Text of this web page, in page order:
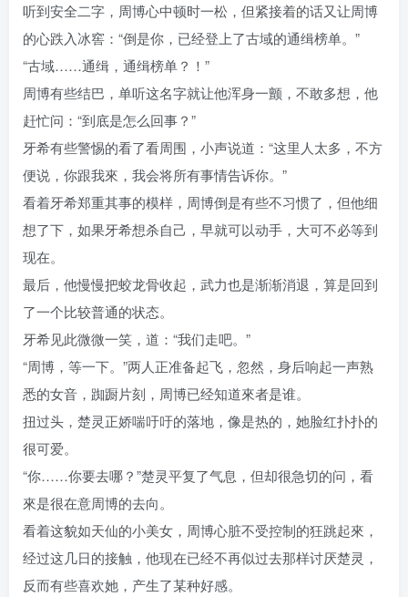
听到安全二字，周博心中顿时一松，但紧接着的话又让周博
的心跌入冰窖：“倒是你，已经登上了古域的通缉榜单。”
“古域……通缉，通缉榜单？！”
周博有些结巴，单听这名字就让他浑身一颤，不敢多想，他
赶忙问：“到底是怎么回事？”
牙希有些警惕的看了看周围，小声说道：“这里人太多，不方
便说，你跟我來，我会将所有事情告诉你。”
看着牙希郑重其事的模样，周博倒是有些不习惯了，但他细
想了下，如果牙希想杀自己，早就可以动手，大可不必等到
现在。
最后，他慢慢把蛟龙骨收起，武力也是渐渐消退，算是回到
了一个比较普通的状态。
牙希见此微微一笑，道：“我们走吧。”
“周博，等一下。”两人正准备起飞，忽然，身后响起一声熟
悉的女音，踟蹰片刻，周博已经知道來者是谁。
扭过头，楚灵正娇喘吁吁的落地，像是热的，她脸红扑扑的
很可爱。
“你……你要去哪？”楚灵平复了气息，但却很急切的问，看
來是很在意周博的去向。
看着这貌如天仙的小美女，周博心脏不受控制的狂跳起來，
经过这几日的接触，他现在已经不再似过去那样讨厌楚灵，
反而有些喜欢她，产生了某种好感。